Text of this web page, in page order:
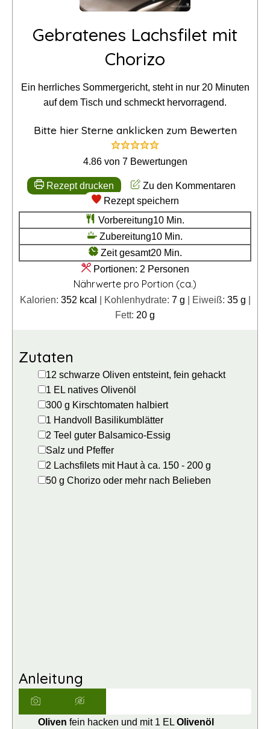
Gebratenes Lachsfilet mit
Chorizo
Ein herrliches Sommergericht, steht in nur 20 Minuten
auf dem Tisch und schmeckt hervorragend.
Bitte hier Sterne anklicken zum Bewerten
4.86von 7Bewertungen
Rezept drucken
Zu den Kommentaren
Rezept speichern
Vorbereitung10Minuten
Min.
Zubereitung10Minuten
Min.
Zeit gesamt20Minuten
Min.
Portionen: 2 Personen
Nährwerte pro Portion (ca.)
Kalorien: 352 kcal Kohlenhydrate: 7 g Eiweiß: 35 g
Fett: 20 g
Zutaten
▢
12 schwarze Oliven entsteint, fein gehackt
▢1 EL natives Olivenöl
▢
300 g Kirschtomaten halbiert
▢1 Handvoll
Basilikumblätter
▢
2 Teel guter Balsamico-Essig
▢
Salz und Pfeffer
▢
2 Lachsfilets mit Haut à ca. 150 - 200 g
▢
50 g Chorizo oder mehr nach Belieben
Anleitung
Oliven fein hacken und mit 1 EL Olivenöl